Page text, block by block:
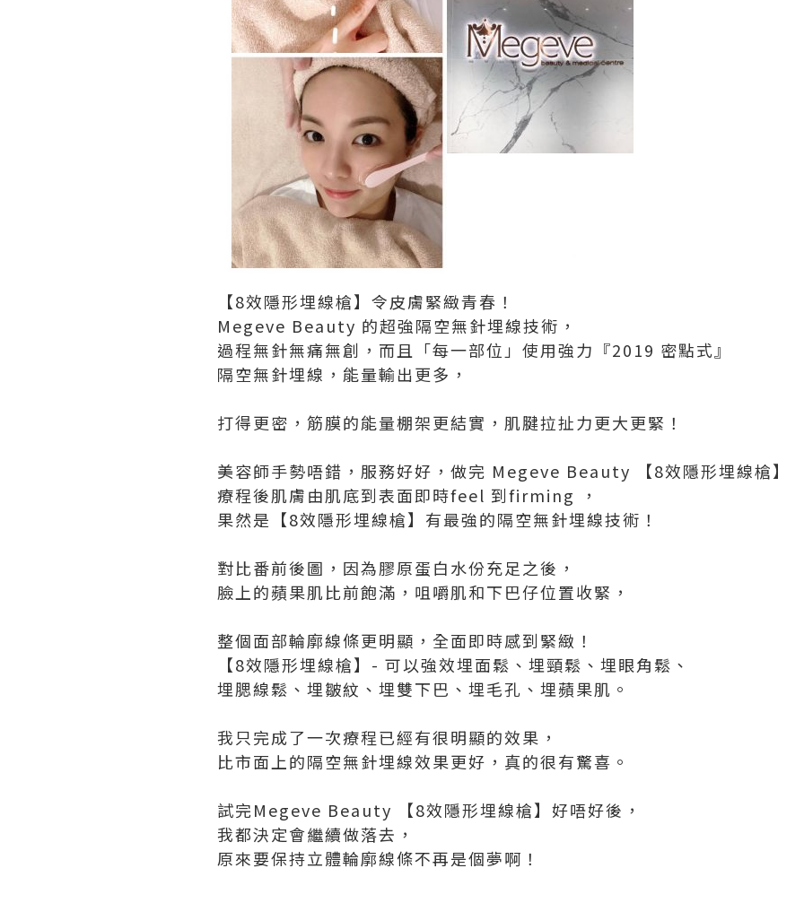
【8效隱形埋線槍】令皮膚緊緻青春！
Megeve Beauty 的超強隔空無針埋線技術，
過程無針無痛無創，而且「每一部位」使用強力『2019 密點式』
隔空無針埋線，能量輸出更多，
打得更密，筋膜的能量棚架更結實，肌腱拉扯力更大更緊！
美容師手勢唔錯，服務好好，做完 Megeve Beauty 【8效隱形埋線槍】
療程後肌膚由肌底到表面即時feel 到firming ，
果然是【8效隱形埋線槍】有最強的隔空無針埋線技術！
對比番前後圖，因為膠原蛋白水份充足之後，
臉上的蘋果肌比前飽滿，咀嚼肌和下巴仔位置收緊，
整個面部輪廓線條更明顯，全面即時感到緊緻！
【8效隱形埋線槍】- 可以強效埋面鬆、埋頸鬆、埋眼角鬆、
埋腮線鬆、埋皺紋、埋雙下巴、埋毛孔、埋蘋果肌。
我只完成了一次療程已經有很明顯的效果，
比市面上的隔空無針埋線效果更好，真的很有驚喜。
試完Megeve Beauty 【8效隱形埋線槍】好唔好後，
我都決定會繼續做落去，
原來要保持立體輪廓線條不再是個夢啊！